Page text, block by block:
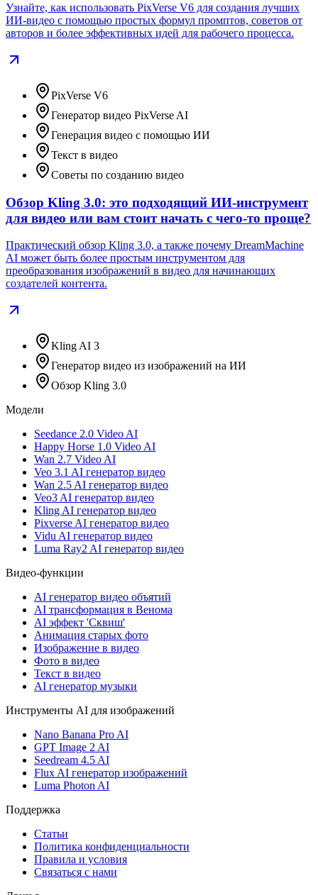
Узнайте, как использовать PixVerse V6 для создания лучших
ИИ‑видео с помощью простых формул промптов, советов от
авторов и более эффективных идей для рабочего процесса.
PixVerse V6
Генератор видео PixVerse AI
Генерация видео с помощью ИИ
Текст в видео
Советы по созданию видео
Обзор Kling 3.0: это подходящий ИИ‑инструмент
для видео или вам стоит начать с чего‑то проще?
Практический обзор Kling 3.0, а также почему DreamMachine
AI может быть более простым инструментом для
преобразования изображений в видео для начинающих
создателей контента.
Kling AI 3
Генератор видео из изображений на ИИ
Обзор Kling 3.0
Модели
Seedance 2.0 Video AI
Happy Horse 1.0 Video AI
Wan 2.7 Video AI
Veo 3.1 AI генератор видео
Wan 2.5 AI генератор видео
Veo3 AI генератор видео
Kling AI генератор видео
Pixverse AI генератор видео
Vidu AI генератор видео
Luma Ray2 AI генератор видео
Видео-функции
AI генератор видео объятий
AI трансформация в Венома
AI эффект 'Сквиш'
Анимация старых фото
Изображение в видео
Фото в видео
Текст в видео
AI генератор музыки
Инструменты AI для изображений
Nano Banana Pro AI
GPT Image 2 AI
Seedream 4.5 AI
Flux AI генератор изображений
Luma Photon AI
Поддержка
Статьи
Политика конфиденциальности
Правила и условия
Связаться с нами